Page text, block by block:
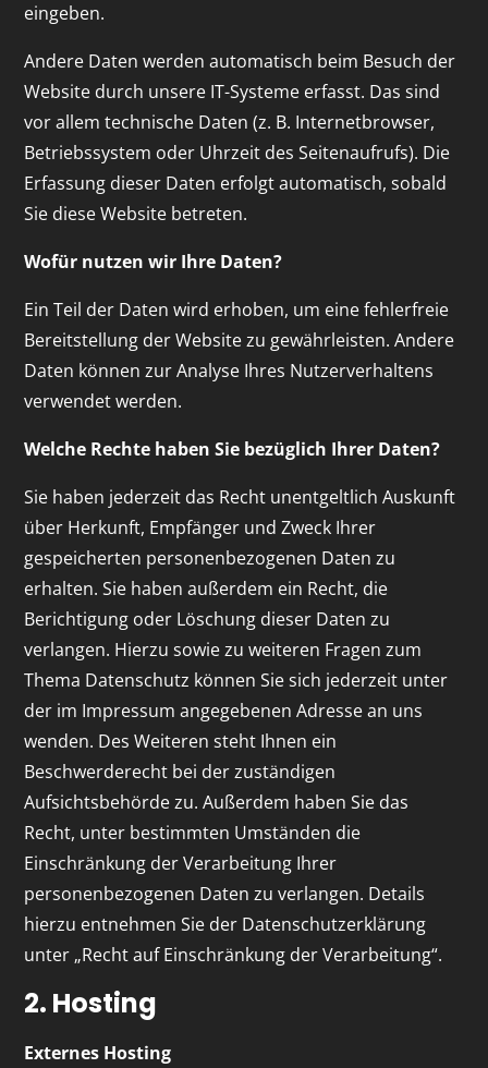
eingeben.
Andere Daten werden automatisch beim Besuch der
Website durch unsere IT-Systeme erfasst. Das sind
vor allem technische Daten (z. B. Internetbrowser,
Betriebssystem oder Uhrzeit des Seitenaufrufs). Die
Erfassung dieser Daten erfolgt automatisch, sobald
Sie diese Website betreten.
Wofür nutzen wir Ihre Daten?
Ein Teil der Daten wird erhoben, um eine fehlerfreie
Bereitstellung der Website zu gewährleisten. Andere
Daten können zur Analyse Ihres Nutzerverhaltens
verwendet werden.
Welche Rechte haben Sie bezüglich Ihrer Daten?
Sie haben jederzeit das Recht unentgeltlich Auskunft
über Herkunft, Empfänger und Zweck Ihrer
gespeicherten personenbezogenen Daten zu
erhalten. Sie haben außerdem ein Recht, die
Berichtigung oder Löschung dieser Daten zu
verlangen. Hierzu sowie zu weiteren Fragen zum
Thema Datenschutz können Sie sich jederzeit unter
der im Impressum angegebenen Adresse an uns
wenden. Des Weiteren steht Ihnen ein
Beschwerderecht bei der zuständigen
Aufsichtsbehörde zu. Außerdem haben Sie das
Recht, unter bestimmten Umständen die
Einschränkung der Verarbeitung Ihrer
personenbezogenen Daten zu verlangen. Details
hierzu entnehmen Sie der Datenschutzerklärung
unter „Recht auf Einschränkung der Verarbeitung“.
2. Hosting
Externes Hosting